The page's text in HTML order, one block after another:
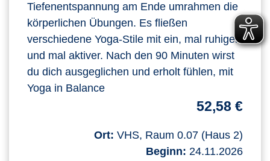
Tiefenentspannung am Ende umrahmen die
körperlichen Übungen. Es fließen
verschiedene Yoga-Stile mit ein, mal ruhiger
und mal aktiver. Nach den 90 Minuten wirst
du dich ausgeglichen und erholt fühlen, mit
Yoga in Balance
52,58 €
Ort: VHS, Raum 0.07 (Haus 2)
Beginn: 24.11.2026